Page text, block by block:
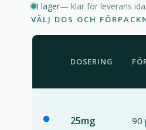
I lager— klar för leverans
VÄLJ DOS OCH
DOSERING
25mg 90